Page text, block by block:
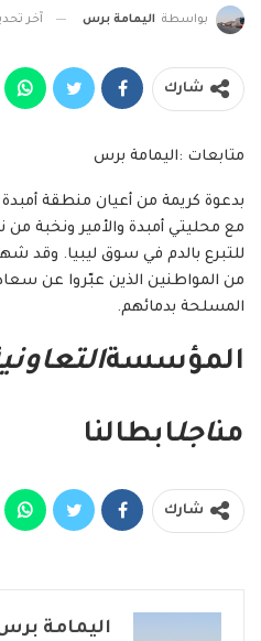
بواسطة اليمامة برس آخر
شارك
متابعات :اليمامة برس
بدعوة كريمة من أعيان منطقة أمبدة
مع محليتي أمبدة والأمير ونخبة
للتبرع بالدم في سوق ليبيا. وقد
من المواطنين الذين عبّروا عن
المسلحة بدمائهم.
المؤسسة
مناجلابطالنا
شارك
اليمامة